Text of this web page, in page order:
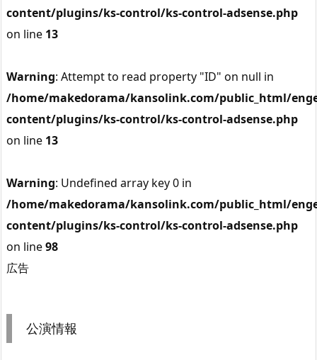
content/plugins/ks-control/ks-control-adsense.php
on line 13
Warning: Attempt to read property "ID" on null in
/home/makedorama/kansolink.com/public_html/
content/plugins/ks-control/ks-control-adsense.php
on line 13
Warning: Undefined array key 0 in
/home/makedorama/kansolink.com/public_html/
content/plugins/ks-control/ks-control-adsense.php
on line98
広告
公演情報